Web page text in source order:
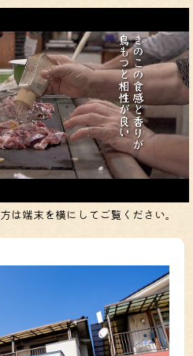
は端末を横にしてご覧ください。